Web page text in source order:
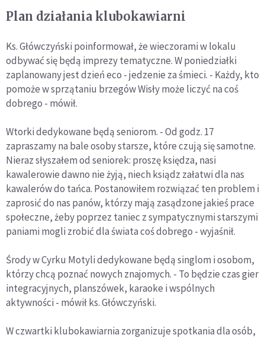
Plan działania klubokawiarni
Ks. Główczyński poinformował, że wieczorami w lokalu
odbywać się będą imprezy tematyczne. W poniedziałki
zaplanowany jest dzień eco - jedzenie za śmieci. - Każdy, kto
pomoże w sprzątaniu brzegów Wisły może liczyć na coś
dobrego - mówił.
Wtorki dedykowane będą seniorom. - Od godz. 17
zapraszamy na bale osoby starsze, które czują się samotne.
Nieraz słyszałem od seniorek: proszę księdza, nasi
kawalerowie dawno nie żyją, niech ksiądz załatwi dla nas
kawalerów do tańca. Postanowiłem rozwiązać ten problem i
zaprosić do nas panów, którzy mają zasądzone jakieś prace
społeczne, żeby poprzez taniec z sympatycznymi starszymi
paniami mogli zrobić dla świata coś dobrego - wyjaśnił.
Środy w Cyrku Motyli dedykowane będą singlom i osobom,
którzy chcą poznać nowych znajomych. - To będzie czas gier
integracyjnych, planszówek, karaoke i wspólnych
aktywności - mówił ks. Główczyński.
W czwartki klubokawiarnia zorganizuje spotkania dla osób,